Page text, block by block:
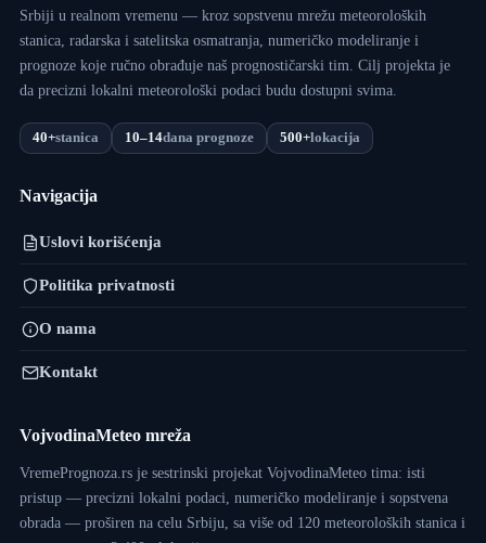
Srbiji u realnom vremenu — kroz sopstvenu mrežu meteoroloških
stanica, radarska i satelitska osmatranja, numeričko modeliranje i
prognoze koje ručno obrađuje naš prognostičarski tim. Cilj projekta je
da precizni lokalni meteorološki podaci budu dostupni svima.
40+stanica 10–14dana prognoze 500+lokacija
Navigacija
Uslovi korišćenja
Politika privatnosti
O nama
Kontakt
VojvodinaMeteo mreža
VremePrognoza.rs je sestrinski projekat VojvodinaMeteo tima: isti
pristup — precizni lokalni podaci, numeričko modeliranje i sopstvena
obrada — proširen na celu Srbiju, sa više od 120 meteoroloških stanica i